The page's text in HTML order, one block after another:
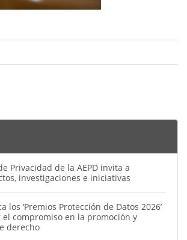
Privacidad de la AEPD invita a
investigaciones e iniciativas
los ‘Premios Protección de Datos 2026’
el compromiso en la promoción y
derecho